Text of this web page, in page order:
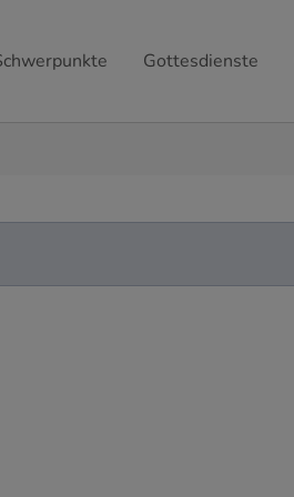
Gottesdienste